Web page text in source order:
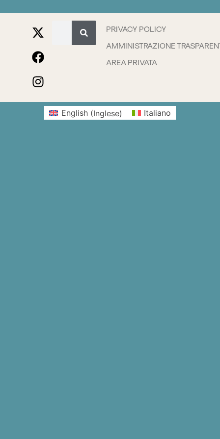
PRIVACY POLICY
AMMINISTRAZIONE
AREA PRIVATA
English(Inglese) Italiano